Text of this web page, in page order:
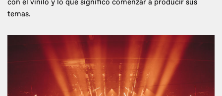
con el vinilo y lo que significó comenzar a producir sus
temas.